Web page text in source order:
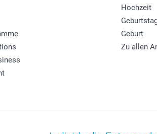
Hochzeit
Geburt
Zu allen